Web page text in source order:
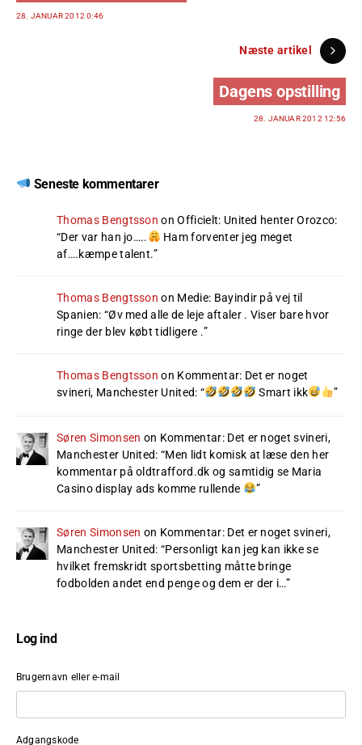
28. JANUAR 2012 0:46
Næste artikel
Dagens opstilling
28. JANUAR 2012 12:56
Seneste kommentarer
Thomas Bengtsson onOfficielt: United henter Orozco:
“Der var han jo…..
Ham forventer jeg meget
af….kæmpe talent.”
Thomas Bengtsson on Medie: Bayindir på vej til
Spanien: “Øv med alle de leje aftaler . Viser bare hvor
ringe der blev købt tidligere .”
Thomas Bengtsson on Kommentar: Det er noget
svineri, Manchester United: “ Smart ikk ”
Søren Simonsen on Kommentar: Det er noget svineri,
Manchester United: “Men lidt komisk at læse den her
kommentar på oldtrafford.dk og samtidig se Maria
Casino display ads komme rullende
”
Søren Simonsen on Kommentar: Det er noget svineri,
Manchester United: “Personligt kan jeg kan ikke se
hvilket fremskridt sportsbetting måtte bringe
fodbolden andet end penge og dem er der i…”
Log ind
Brugernavn eller e-mail
Adgangskode